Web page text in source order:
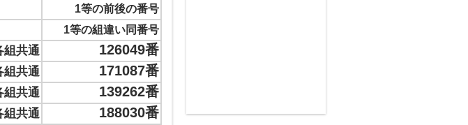
1等の前後の番号
1等の組違い同番号
組共通 126049番
組共通 171087番
組共通 139262番
組共通 188030番